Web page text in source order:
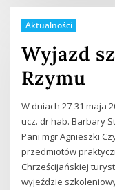
Aktualności
Wyjazd
Rzymu
W dniach 27-31 maja
ucz. dr hab. Barbary
Pani mgr Agnieszki
przedmiotów
Chrześcijańskiej
wyjeździe